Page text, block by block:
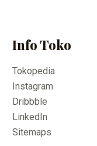
Info Toko
Tokopedia
Instagram
Dribbble
LinkedIn
Sitemaps